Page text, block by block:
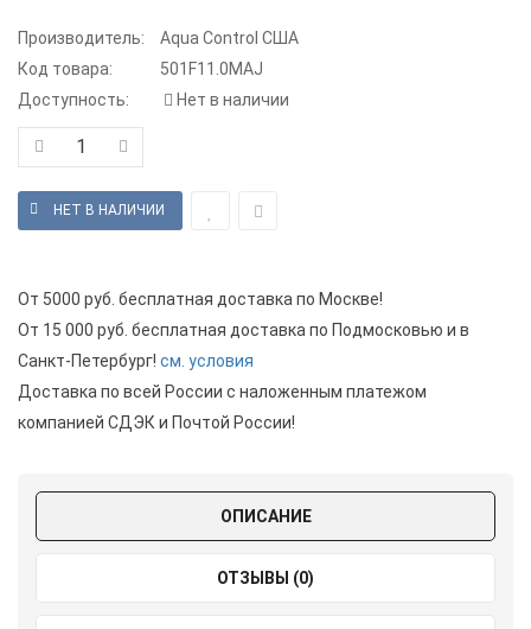
Производитель:
Aqua Control США
Код товара:
501F11.0MAJ
Доступность:
Нет в наличии
От 5000 руб. бесплатная доставка по Москве!
От 15 000 руб. бесплатная доставка по Подмосковью и в
Санкт-Петербург! см. условия
Доставка по всей России с наложенным платежом
компанией СДЭК и Почтой России!
ОПИСАНИЕ
ОТЗЫВЫ (0)